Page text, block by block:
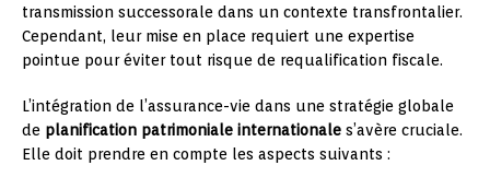
transmission successorale dans un contexte transfrontalier.
Cependant, leur mise en place requiert une expertise
pointue pour éviter tout risque de requalification fiscale.
L’intégration de l’assurance-vie dans une stratégie globale
de planification patrimoniale internationale s’avère cruciale.
Elle doit prendre en compte les aspects suivants :